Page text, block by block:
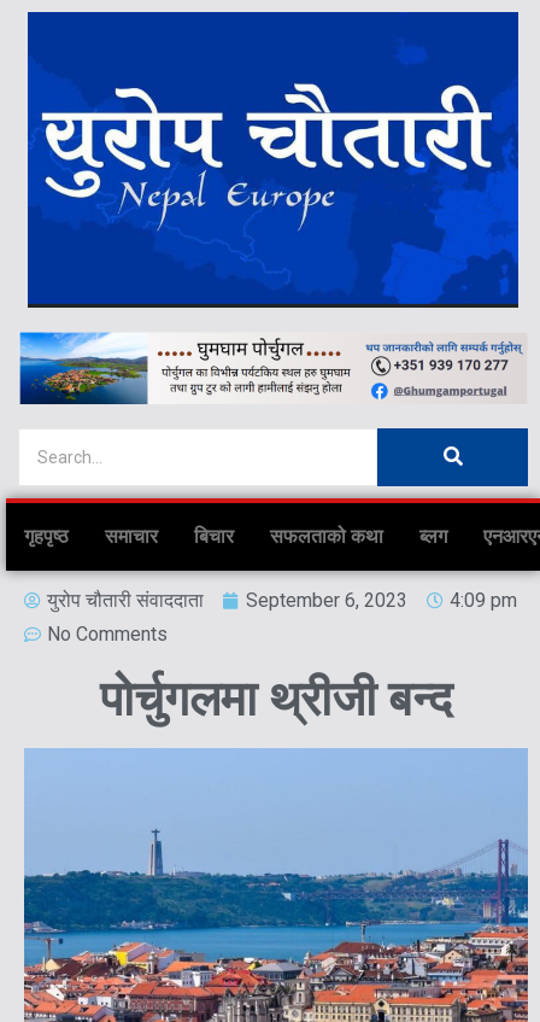
गृहपृष्ठ समाचार बिचार सफलताको कथा ब्लग
युरोप चौतारी संवाददाता September 6, 2023
4:09 pm
No Comments
पोर्चुगलमा थ्रीजी बन्द